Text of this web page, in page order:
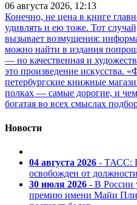
06 августа 2026, 12:13
Конечно, не цена в книге
удивлять и ею тоже. Тот
вызывает возмущения:
можно найти в издания
— но качественная и
это произведение искусства.
петербургские книжные
полках — самые дорогие, и
богатая во всех смыслах
Новости
04 августа 2026 - ТАСС:
освобожден от
30 июля 2026 - В России
премию имени Майи